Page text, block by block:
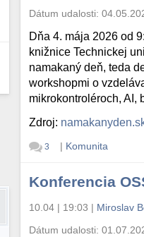
Dátum udalosti:
Dňa 4. mája 2026 od
knižnice Technickej
namakaný deň, teda
workshopmi o
mikrokontroléroch, AI,
Zdroj:
3 | Komunita
Konferencia
10.04 | 19:03 | Miroslav
Dátum udalosti: